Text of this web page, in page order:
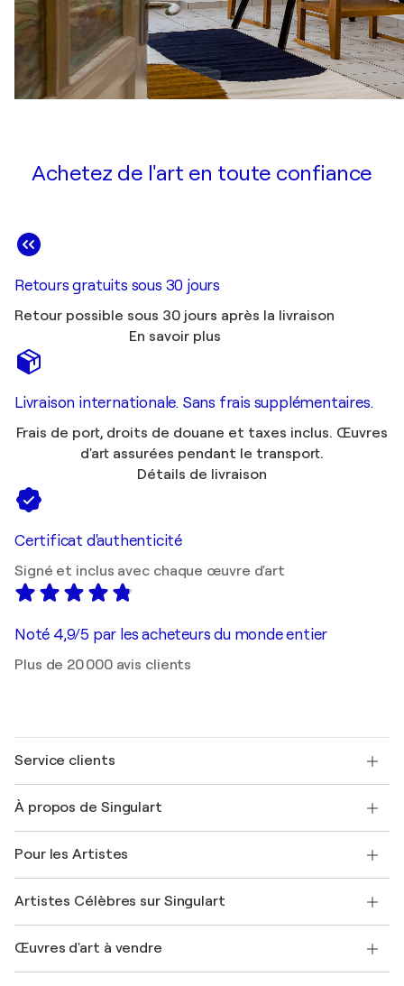
Achetez de l'art en toute confiance
Retours gratuits sous 30 jours
Retour possible sous 30 jours après la livraison
En savoir plus
Livraison internationale. Sans frais supplémentaires.
Frais de port, droits de douane et taxes inclus. Œuvres
d'art assurées pendant le transport.
Détails de livraison
Certificat d'authenticité
Signé et inclus avec chaque œuvre d'art
Noté 4,9/5 par les acheteurs du monde entier
Plus de 20 000 avis clients
Service clients
Expédition
Offrir une carte cadeau
Rejoignez notre programme commercial
Mon compte
+33 1 76 44 06 42
À propos de Singulart
FAQ
Magazine Singulart
Emplois
Découvrez une sélection d'art original
Pour les Artistes
Se connecter en tant qu'Artiste
Artistes Célèbres sur Singulart
Marc Chagall
Œuvres d'art à vendre